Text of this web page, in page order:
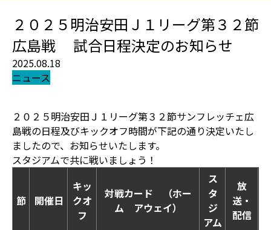
２０２５明治安田Ｊ１リーグ第３２節
広島戦 試合日程決定のお知らせ
2025.08.18
ニュース
２０２５明治安田Ｊ１リーグ第３２節サンフレッチェ広
島戦の日程及びキックオフ時間が下記の通り決定いたし
ましたので、お知らせいたします。
スタジアムで共に戦いましょう！
節 開催日
キッ
クオ
フ
対戦カード （ホー
ム アウェイ）
ス
タ
ジ
アム
放
送・
配信